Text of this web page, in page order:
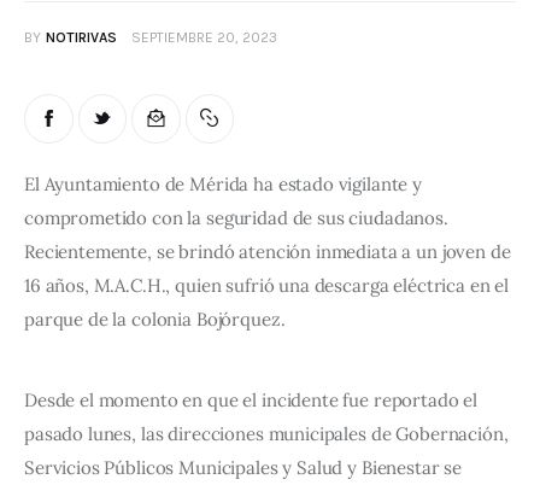
BY NOTIRIVAS SEPTIEMBRE 20, 2023
El Ayuntamiento de Mérida ha estado vigilante y
comprometido con la seguridad de sus ciudadanos.
Recientemente, se brindó atención inmediata a un joven de
16 años, M.A.C.H., quien sufrió una descarga eléctrica en el
parque de la colonia Bojórquez.
Desde el momento en que el incidente fue reportado el
pasado lunes, las direcciones municipales de Gobernación,
Servicios Públicos Municipales y Salud y Bienestar se